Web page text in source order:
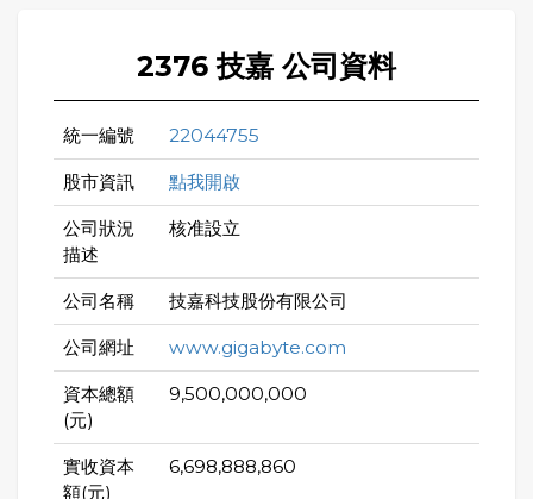
2376 技嘉 公司資料
統一編號 22044755
股市資訊 點我開啟
公司狀況
描述
核准設立
公司名稱 技嘉科技股份有限公司
公司網址 www.gigabyte.com
資本總額
(元)
9,500,000,000
實收資本
額(元)
6,698,888,860